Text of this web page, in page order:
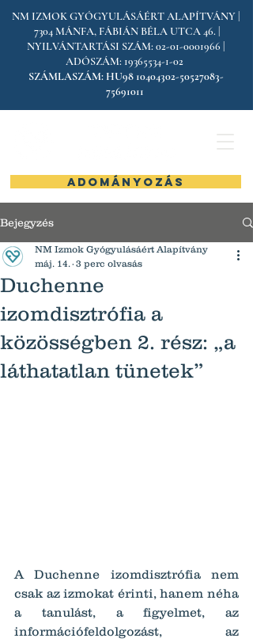
ADOMÁNYOZÁS
NM IZMOK GYÓGYULÁSÁÉRT ALAPÍTVÁNY |
7304 MÁNFA, FÁBIÁN BÉLA UTCA 46. |
NYILVÁNTARTÁSI SZÁM: 02-01-0001966
ADÓSZÁM: 19365534-1-02
SZÁMLASZÁM:HU98 10404302-50527083-
75691011
Bejegyzés
Duchenne
izomdisztrófia a
közösségben 2. rész: „a
láthatatlan tünetek”
NM Izmok Gyógyulásáért Alapítvány
máj. 14.
3 perc olvasás
A Duchenne izomdisztrófia nem
csak az izmokat érinti, hanem néha
a tanulást, a figyelmet, az
információfeldolgozást, az